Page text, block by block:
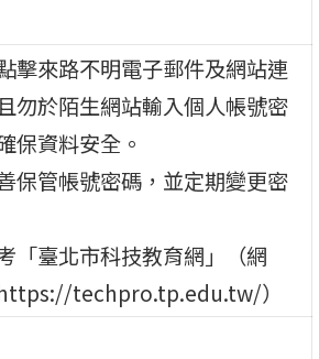
擊來路不明電子郵件及網站連
勿於陌生網站輸入個人帳號密
保資料安全。
保管帳號密碼，並定期變更密
「臺北市科技教育網」（網
techpro.tp.edu.tw/）